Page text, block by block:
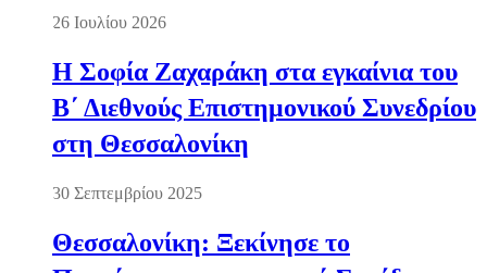
26 Ιουλίου 2026
Η Σοφία Ζαχαράκη στα εγκαίνια του
Β΄ Διεθνούς Επιστημονικού Συνεδρίου
στη Θεσσαλονίκη
30 Σεπτεμβρίου 2025
Θεσσαλονίκη: Ξεκίνησε το